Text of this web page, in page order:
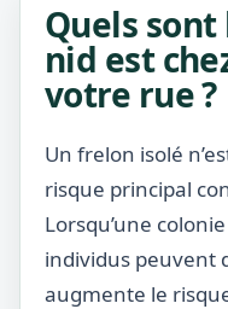
Quels
nid est
votre rue ?
Un frelon isolé
risque principal
Lorsqu’une
individus peuvent
augmente le